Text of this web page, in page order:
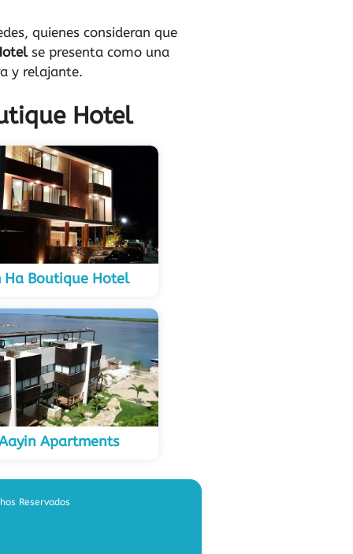
quienes consideran que
se presenta como una
y relajante.
Hotel
Ha Boutique Hotel
Apartments
Reservados